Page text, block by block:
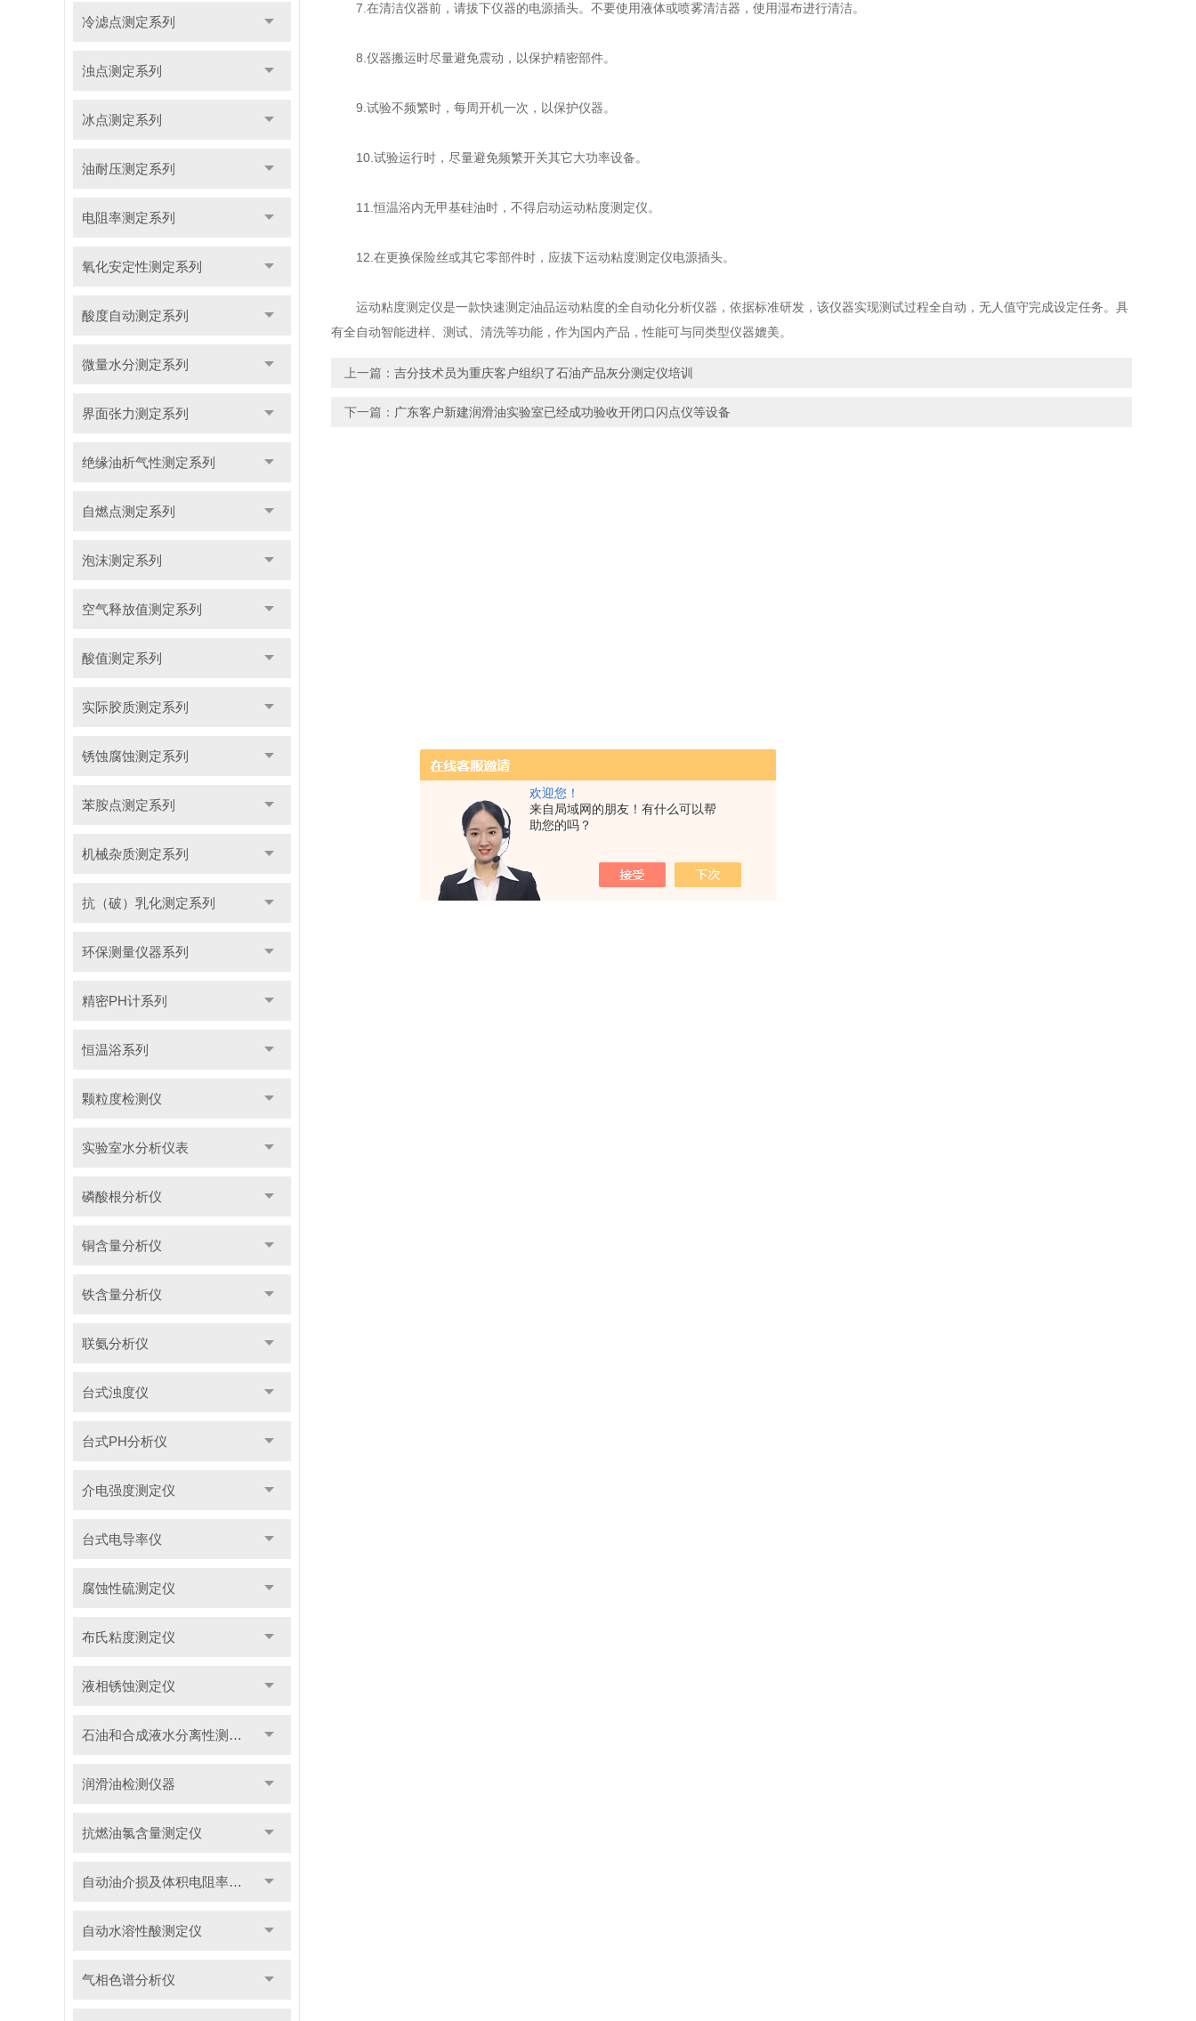
欢迎您！
来自局域网的朋友！有什么可以帮
助您的吗？
冷滤点测定系列
浊点测定系列
冰点测定系列
油耐压测定系列
电阻率测定系列
氧化安定性测定系列
酸度自动测定系列
微量水分测定系列
界面张力测定系列
绝缘油析气性测定系列
自燃点测定系列
泡沫测定系列
空气释放值测定系列
酸值测定系列
实际胶质测定系列
锈蚀腐蚀测定系列
苯胺点测定系列
机械杂质测定系列
抗（破）乳化测定系列
环保测量仪器系列
精密PH计系列
恒温浴系列
颗粒度检测仪
实验室水分析仪表
磷酸根分析仪
铜含量分析仪
铁含量分析仪
联氨分析仪
台式浊度仪
台式PH分析仪
介电强度测定仪
台式电导率仪
腐蚀性硫测定仪
布氏粘度测定仪
液相锈蚀测定仪
石油和合成液水分离性测定仪
润滑油检测仪器
抗燃油氯含量测定仪
自动油介损及体积电阻率测定仪
自动水溶性酸测定仪
气相色谱分析仪
7.在清洁仪器前，请拔下仪器的电源插头。不要使用液体或喷雾清洁器，使用湿布进行清洁。
8.仪器搬运时尽量避免震动，以保护精密部件。
9.试验不频繁时，每周开机一次，以保护仪器。
10.试验运行时，尽量避免频繁开关其它大功率设备。
11.恒温浴内无甲基硅油时，不得启动运动粘度测定仪。
12.在更换保险丝或其它零部件时，应拔下运动粘度测定仪电源插头。
运动粘度测定仪是一款快速测定油品运动粘度的全自动化分析仪器，依据标准研发，该仪器实现测试过程全自动，无人值守完成设定任务。具
有全自动智能进样、测试、清洗等功能，作为国内产品，性能可与同类型仪器媲美。
上一篇： 吉分技术员为重庆客户组织了石油产品灰分测定仪培训
下一篇： 广东客户新建润滑油实验室已经成功验收开闭口闪点仪等设备